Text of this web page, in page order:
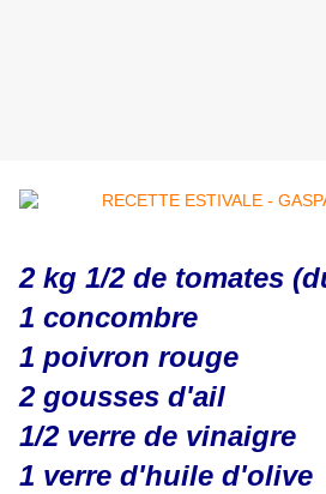
2 kg 1/2 de tomates
1 concombre
1 poivron rouge
2 gousses d'ail
1/2 verre de vinaigre
1 verre d'huile d'olive